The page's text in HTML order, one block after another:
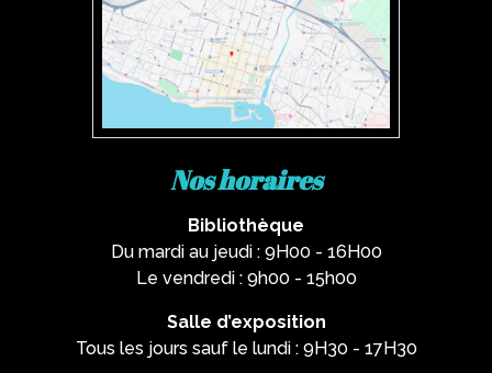
Nos horaires
Bibliothèque
Du mardi au jeudi : 9H00 - 16H00
Le vendredi : 9h00 - 15h00
Salle d’exposition
Tous les jours sauf le lundi : 9H30 - 17H30